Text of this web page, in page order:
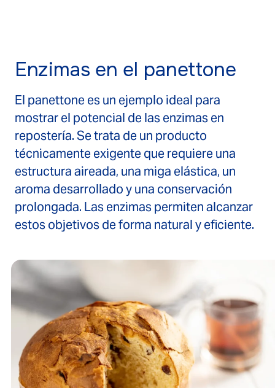
Enzimas en el panettone
El panettone es un ejemplo ideal para
mostrar el potencial de las enzimas en
repostería. Se trata de un producto
técnicamente exigente que requiere una
estructura aireada, una miga elástica, un
aroma desarrollado y una conservación
prolongada. Las enzimas permiten alcanzar
estos objetivos de forma natural y eficiente.